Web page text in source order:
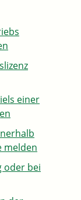
einer
melden
oder bei